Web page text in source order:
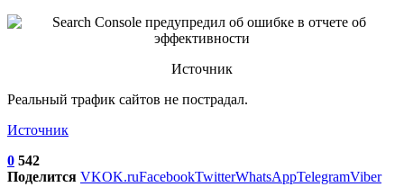
Источник
Реальный трафик сайтов не пострадал.
Источник
0 542
Поделится VKOK.ruFacebookTwitterWhatsAppTelegramViber